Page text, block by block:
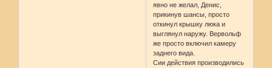
явно не желал, Денис,
прикинув шансы, просто
откинул крышку люка и
выглянул наружу. Вервольф
же просто включил камеру
заднего вида.
Сии действия производились